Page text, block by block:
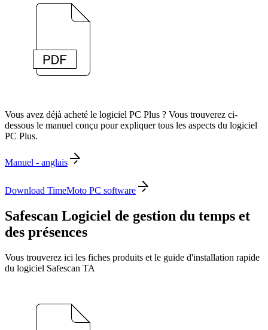
Vous avez déjà acheté le logiciel PC Plus ? Vous trouverez ci-
dessous le manuel conçu pour expliquer tous les aspects du logiciel
PC Plus.
Manuel - anglais
Download TimeMoto PC software
Safescan Logiciel de gestion du temps et
des présences
Vous trouverez ici les fiches produits et le guide d'installation rapide
du logiciel Safescan TA